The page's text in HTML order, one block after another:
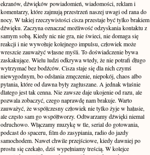
ekranów, dźwięków powiadomień, wiadomości, reklam i
komentarzy, które zajmują przestrzeń naszej uwagi od rana do
nocy. W takiej rzeczywistości cisza przestaje być tylko brakiem
dźwięku. Zaczyna oznaczać możliwość odzyskania kontaktu z
samym sobą. Kiedy nic nie gra, nie świeci, nie domaga się
reakcji i nie wywołuje kolejnego impulsu, człowiek może
wreszcie zauważyć własne myśli. To doświadczenie bywa
zaskakujące. Wielu ludzi odkrywa wtedy, że nie potrafi długo
wytrzymać bez bodźców. Cisza staje się dla nich czymś
niewygodnym, bo odsłania zmęczenie, niepokój, chaos albo
pytania, które od dawna były zagłuszane. A jednak właśnie
dlatego jest tak cenna. Nie zawsze daje ukojenie od razu, ale
pozwala zobaczyć, czego naprawdę nam brakuje. Warto
zauważyć, że współczesny człowiek nie tylko żyje w hałasie,
ale często sam go współtworzy. Odtwarzamy dźwięki niemal
odruchowo. Włączamy muzykę w tle, serial do gotowania,
podcast do spaceru, film do zasypiania, radio do jazdy
samochodem. Nawet chwile przejściowe, kiedy dawniej po
prostu się czekało, dziś wypełniamy treścią. W kolejce